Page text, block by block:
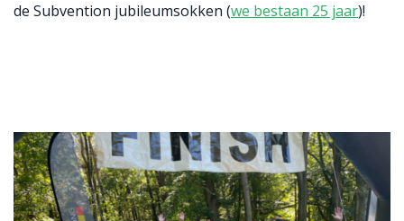
de Subvention jubileumsokken (we bestaan 25 jaar)!